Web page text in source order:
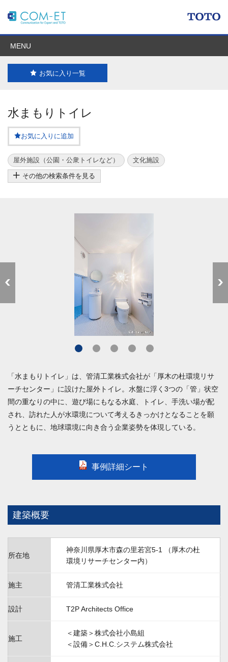
MENU
お気に入り一覧
水まもりトイレ
お気に入りに追加
屋外施設（公園・公衆トイレなど） 文化施設
その他の検索条件を見る
「水まもりトイレ」は、管清工業株式会社が「厚木の杜環境リサ
ーチセンター」に設けた屋外トイレ。水盤に浮く3つの「管」状空
間の重なりの中に、遊び場にもなる水庭、トイレ、手洗い場が配
され、訪れた人が水環境について考えるきっかけとなることを願
うとともに、地球環境に向き合う企業姿勢を体現している。
事例詳細シート
建築概要
所在地
神奈川県厚木市森の里若宮5-1 （厚木の杜
環境リサーチセンター内）
施主 管清工業株式会社
設計 T2P Architects Office
施工
＜建築＞株式会社小島組
＜設備＞C.H.C.システム株式会社